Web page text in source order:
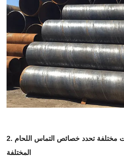
2. طرق عملية اللحام-عمليات مختلفة تحدد خصائص التماس اللحام
المختلفة